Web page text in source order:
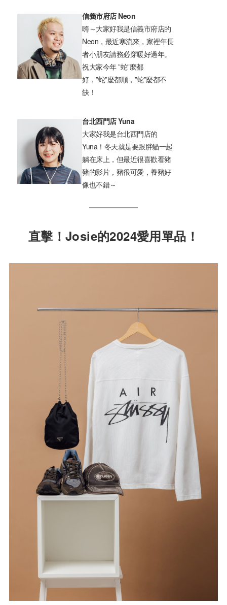
信義市府店 Neon
嗨～大家好我是信義市府店的
Neon，最近寒流來，家裡年長
者小朋友請務必穿暖好過年。
祝大家今年 ”蛇”麼都
好，”蛇”麼都順，”蛇”麼都不
缺！
台北西門店 Yuna
大家好我是台北西門店的
Yuna！冬天就是要跟胖貓一起
躺在床上，但最近很喜歡看豬
豬的影片，豬很可愛，養豬好
像也不錯～
直擊！Josie的2024愛用單品！